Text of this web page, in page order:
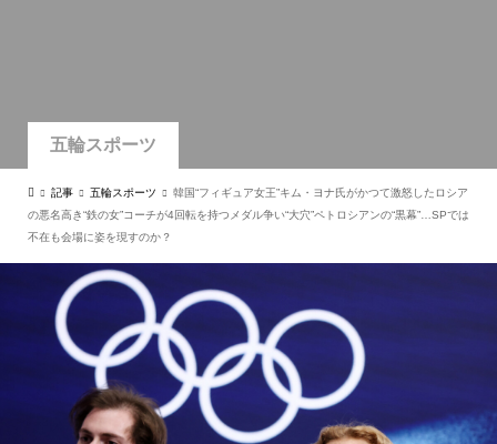
五輪スポーツ
記事 五輪スポーツ
韓国“フィギュア女王”キム・ヨナ氏がかつて激怒したロシア
の悪名高き“鉄の女”コーチが4回転を持つメダル争い“大穴”ペトロシアンの“黒幕”…SPでは
不在も会場に姿を現すのか？